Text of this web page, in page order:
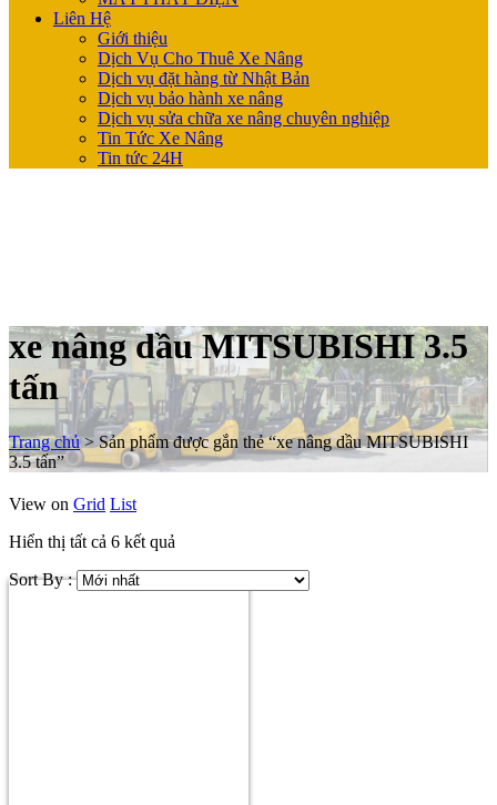
Liên Hệ
Giới thiệu
Dịch Vụ Cho Thuê Xe Nâng
Dịch vụ đặt hàng từ Nhật Bản
Dịch vụ bảo hành xe nâng
Dịch vụ sửa chữa xe nâng chuyên nghiệp
Tin Tức Xe Nâng
Tin tức 24H
xe nâng dầu MITSUBISHI 3.5
tấn
Trang chủ >Sản phẩm được gắn thẻ “xe nâng dầu MITSUBISHI
3.5 tấn”
View on Grid List
Hiển thị tất cả 6 kết quả
Sort By :